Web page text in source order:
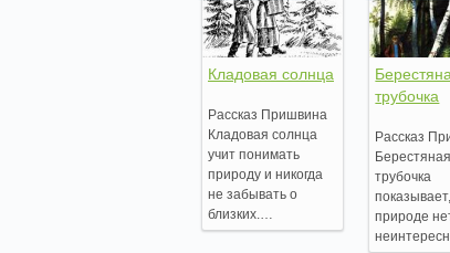
Кладовая солнца
Рассказ Пришвина
Кладовая солнца
учит понимать
природу и никогда
не забывать о
близких.…
трубочка
Рассказ
Берестяная
трубочка
природе